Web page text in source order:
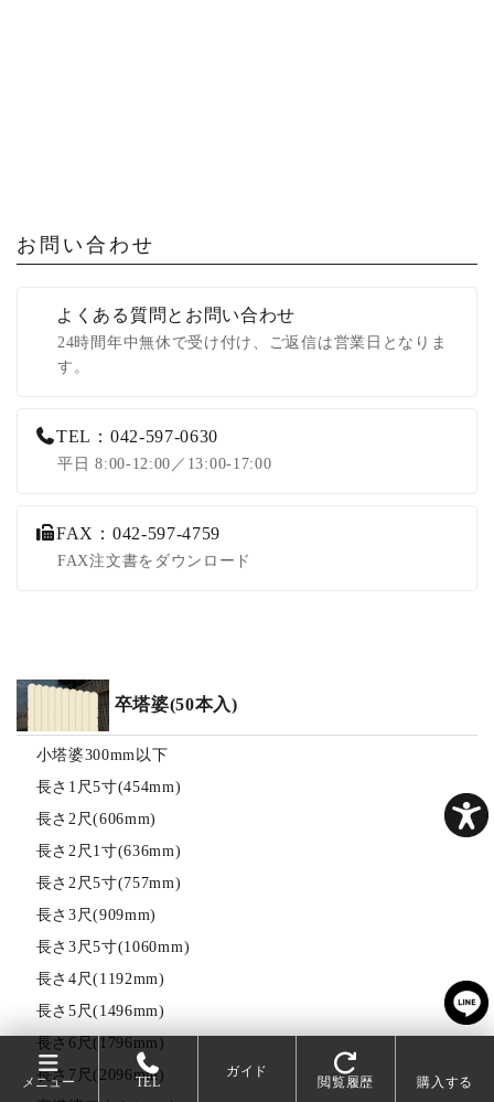
お問い合わせ
よくある質問とお問い合わせ
24時間年中無休で受け付け、ご返信は営業日となりま
す。
TEL：042-597-0630
平日 8:00-12:00／13:00-17:00
FAX：042-597-4759
FAX注文書をダウンロード
卒塔婆(50本入)
小塔婆300mm以下
長さ1尺5寸(454mm)
長さ2尺(606mm)
長さ2尺1寸(636mm)
長さ2尺5寸(757mm)
長さ3尺(909mm)
長さ3尺5寸(1060mm)
長さ4尺(1192mm)
長さ5尺(1496mm)
長さ6尺(1796mm)
長さ7尺(2096mm)
メニュー TEL
ガイド
閲覧履歴 購入する